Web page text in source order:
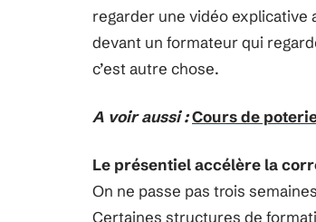
regarder une vidéo
devant un formateur qui
c’est autre chose.
A voir aussi :Cours de
Le présentiel accélère la
On ne passe pas trois
Certaines structures de